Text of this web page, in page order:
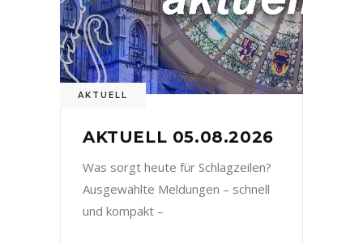
AKTUELL
AKTUELL 05.08.2026
Was sorgt heute für Schlagzeilen?
Ausgewählte Meldungen – schnell
und kompakt –